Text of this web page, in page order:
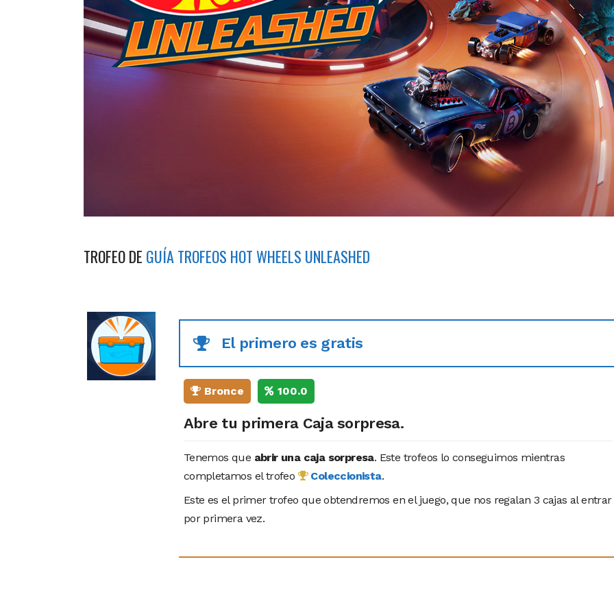
TROFEO DE GUÍA TROFEOS HOT WHEELS UNLEASHED
El primero es gratis
Bronce 100.0
Abre tu primera Caja sorpresa.
Tenemos que abrir una caja sorpresa. Este trofeos lo conseguimos mientras
completamos el trofeo
Coleccionista.
Este es el primer trofeo que obtendremos en el juego, que nos regalan 3 cajas al entrar
por primera vez.